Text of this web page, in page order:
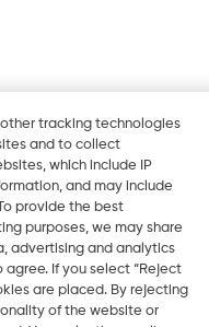
tracking technologies
and to collect
which include IP
and may include
provide the best
purposes, we may share
advertising and analytics
If you select “Reject
are placed. By rejecting
of the website or